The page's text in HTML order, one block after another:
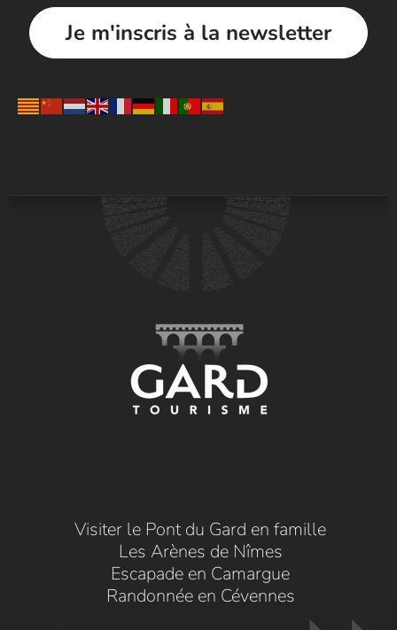
Je m'inscris à la newsletter
Visiter le Pont du Gard en famille
Les Arènes de Nîmes
Escapade en Camargue
Randonnée en Cévennes